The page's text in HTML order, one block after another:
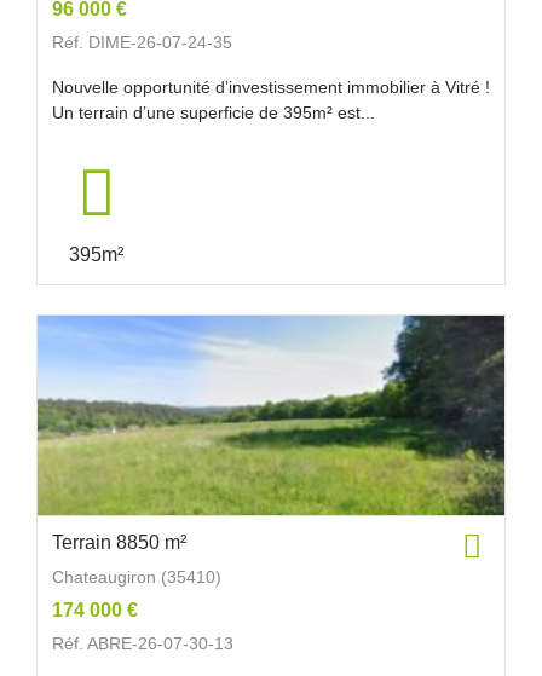
96 000 €
Réf. DIME-26-07-24-35
Nouvelle opportunité d’investissement immobilier à Vitré !
Un terrain d’une superficie de 395m² est...
395m²
Terrain 8850 m²
Chateaugiron (35410)
174 000 €
Réf. ABRE-26-07-30-13